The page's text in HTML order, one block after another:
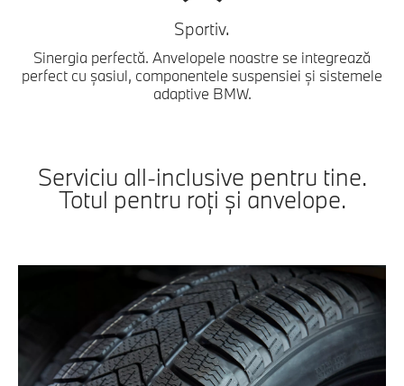
Sportiv.
Sinergia perfectă. Anvelopele noastre se integrează
perfect cu șasiul, componentele suspensiei și sistemele
adaptive BMW.
Serviciu all-inclusive pentru tine.
Totul pentru roți și anvelope.